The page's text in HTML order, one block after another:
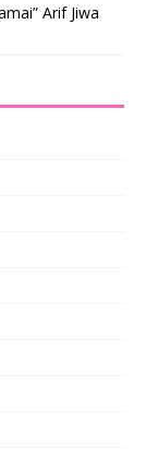
Arif Jiwa